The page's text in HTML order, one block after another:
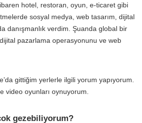
hotel, restoran, oyun, e-ticaret gibi
sosyal medya, web tasarım, dijital
danışmanlık verdim. Şuanda global bir
pazarlama operasyonunu ve web
gittiğim yerlerle ilgili yorum yapıyorum.
video oyunları oynuyorum.
gezebiliyorum?